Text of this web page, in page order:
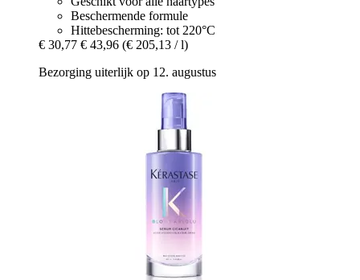
Beschermende formule
Hittebescherming: tot 220°C
€ 30,77 € 43,96 (€ 205,13 / l)
Bezorging uiterlijk op 12. augustus